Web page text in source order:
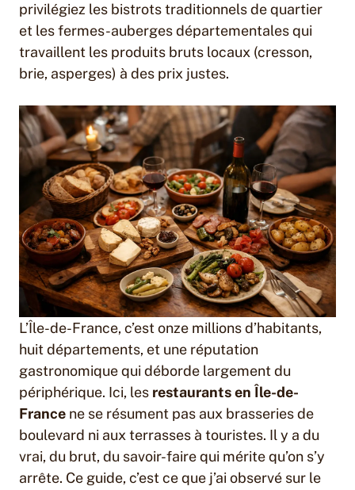
privilégiez les bistrots traditionnels de quartier
et les fermes-auberges départementales qui
travaillent les produits bruts locaux (cresson,
brie, asperges) à des prix justes.
L’Île-de-France, c’est onze millions d’habitants,
huit départements, et une réputation
gastronomique qui déborde largement du
périphérique. Ici, les restaurants en Île-de-
France ne se résument pas aux brasseries de
boulevard ni aux terrasses à touristes. Il y a du
vrai, du brut, du savoir-faire qui mérite qu’on s’y
arrête. Ce guide, c’est ce que j’ai observé sur le